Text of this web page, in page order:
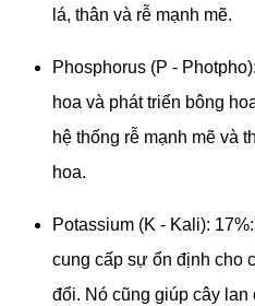
lá, thân và rễ mạnh mẽ.
Phosphorus (P -
hoa và phát triển bông
hệ thống rễ mạnh mẽ và
hoa.
Potassium (K - Kali):
cung cấp sự ổn định cho
đổi. Nó cũng giúp cây